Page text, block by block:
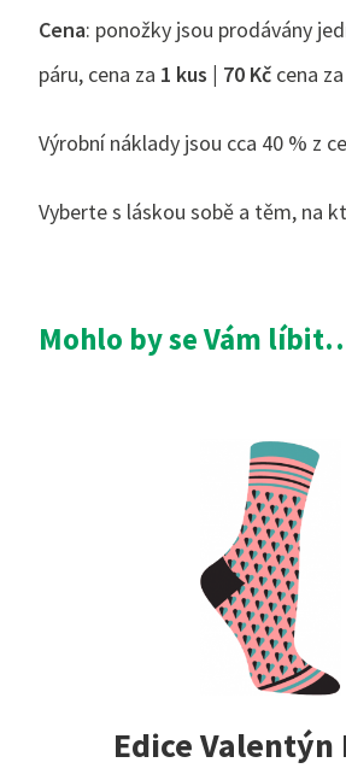
Cena: ponožky jsou prodávány
páru, cena za 1 kus | 70 Kč cena za
Výrobní náklady jsou cca 40 % z
Vyberte s láskou sobě a těm, na
Mohlo by se Vám
Edice Valentýn